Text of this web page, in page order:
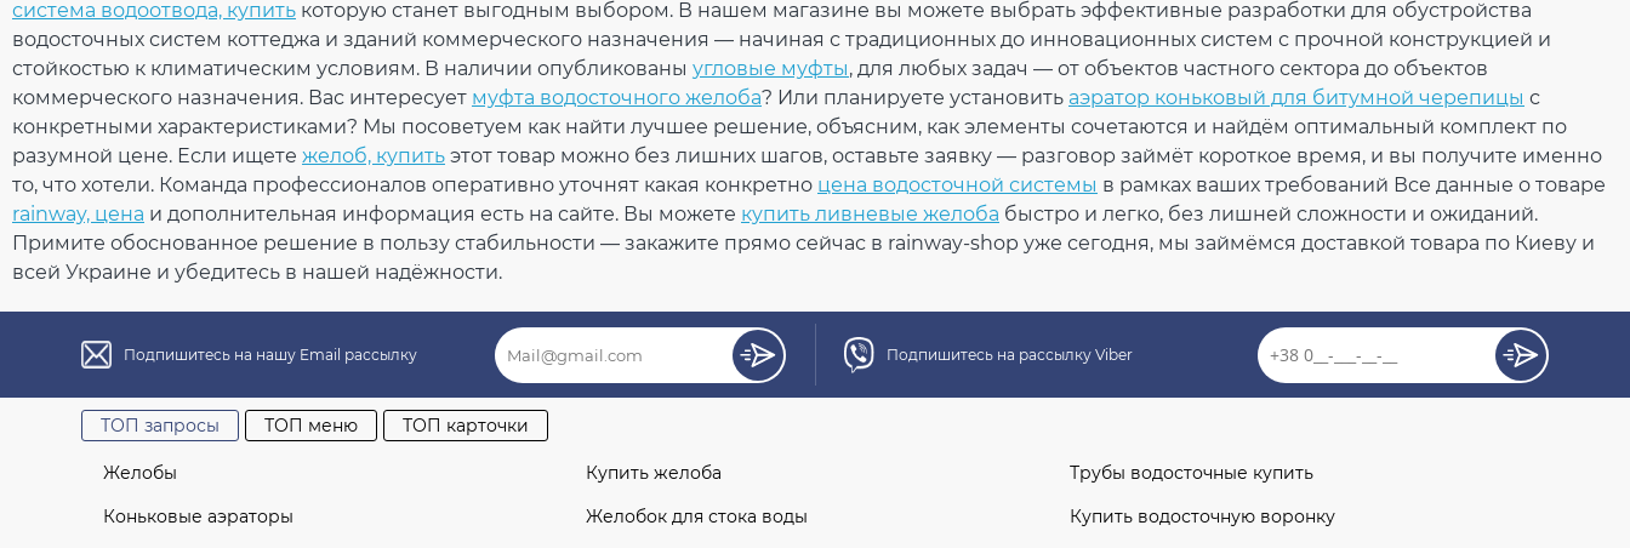
Вес
0,062 кг
Габариты
127 × 106 × 46 мм
Количество в упаковке
80 шт
Дополнительные характеристики
Температура использования
от - 40°С / до + 60°С
Температура для монтажа
от + 5°С
Устойчивость к УФ-излучению
Устойчивый
Гарантия
Европейский стандарт
EN 12200-1:2016
Сертификат соответствия
Сертифицирован
Ваш отзыв
ОТПРАВИТЬ
зеленый
На складе
Кол-во
166.82
грн
-15% Скидка 25.02
грн
КУПИТЬ
Нет отзывов об этом товаре.
система водоотвода, купить которую станет выгодным выбором. В нашем магазине вы можете выбрать эффективные разработки для обустройства
водосточных систем коттеджа и зданий коммерческого назначения — начиная с традиционных до инновационных систем с прочной конструкцией и
стойкостью к климатическим условиям. В наличии опубликованы угловые муфты, для любых задач — от объектов частного сектора до объектов
коммерческого назначения. Вас интересует муфта водосточного желоба? Или планируете установить аэратор коньковый для битумной черепицы с
конкретными характеристиками? Мы посоветуем как найти лучшее решение, объясним, как элементы сочетаются и найдём оптимальный комплект по
разумной цене. Если ищете желоб, купить этот товар можно без лишних шагов, оставьте заявку — разговор займёт короткое время, и вы получите именно
то, что хотели. Команда профессионалов оперативно уточнят какая конкретно цена водосточной системы в рамках ваших требований Все данные о товаре
rainway, цена и дополнительная информация есть на сайте. Вы можете купить ливневые желоба быстро и легко, без лишней сложности и ожиданий.
Примите обоснованное решение в пользу стабильности — закажите прямо сейчас в rainway-shop уже сегодня, мы займёмся доставкой товара по Киеву и
всей Украине и убедитесь в нашей надёжности.
Подпишитесь на нашу Email рассылку Подпишитесь на рассылку Viber
ТОП запросы ТОП меню ТОП карточки
Желобы
Коньковые аэраторы
Купить желоба
Желобок для стока воды
Трубы водосточные купить
Купить водосточную воронку